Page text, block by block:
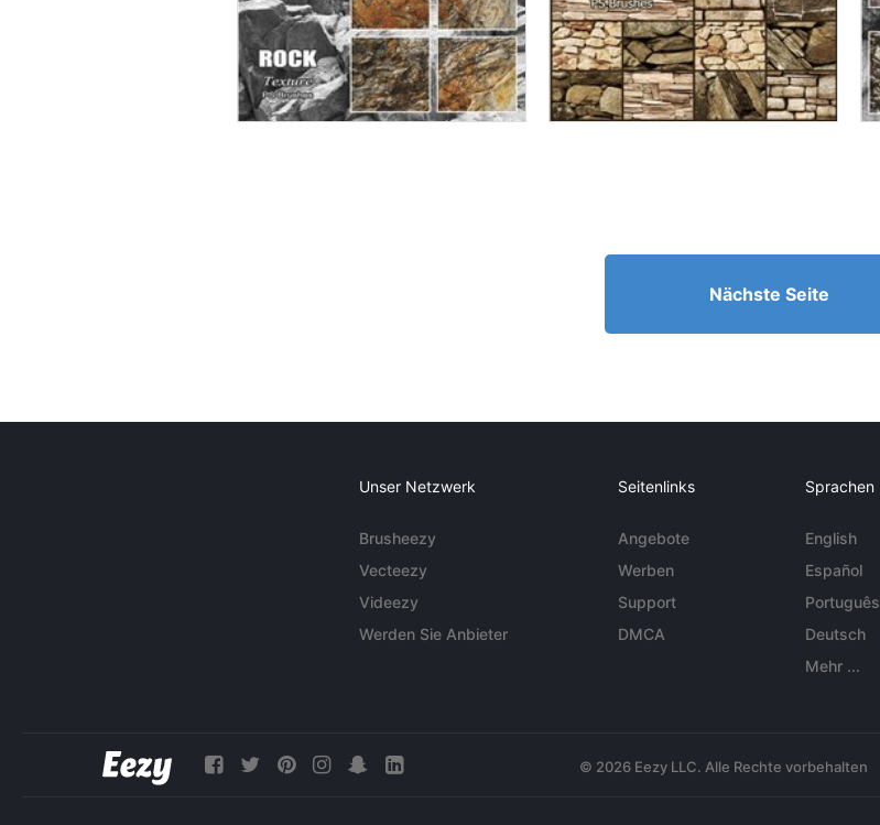
Nächste Seite
Unser Netzwerk
Brusheezy
Vecteezy
Videezy
Werden Sie Anbieter
Seitenlinks
Angebote
Werben
Support
DMCA
Sprachen
English
Español
Português
Deutsch
Mehr ...
© 2026 Eezy LLC. Alle Rechte vorbehalten